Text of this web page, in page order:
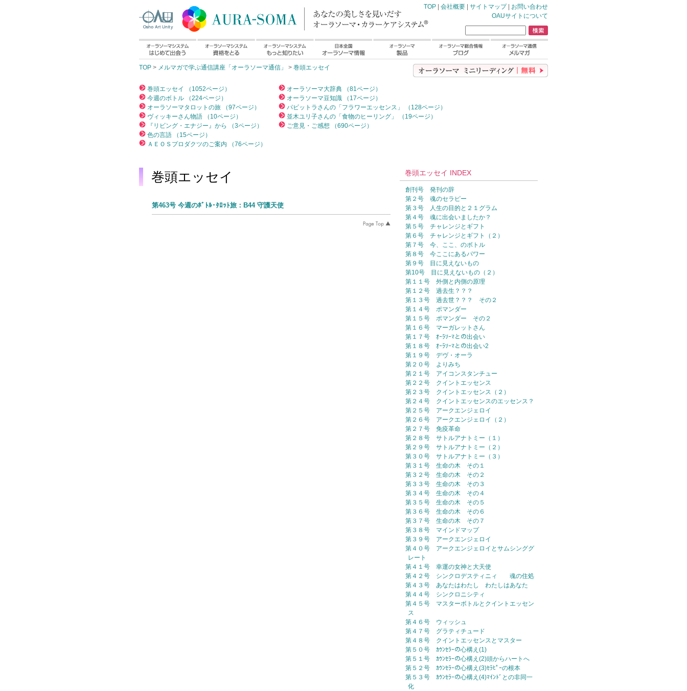
TOP | 会社概要 | サイトマップ| お問い合わせ
OAUサイトについて
TOP > メルマガで学ぶ通信講座「オーラソーマ通信」 > 巻頭エッセイ
巻頭エッセイ （1052ページ）
今週のボトル （224ページ）
オーラソーマタロットの旅 （97ページ）
ヴィッキーさん物語 （10ページ）
『リビング・エナジー』から （3ページ）
色の言語 （15ページ）
ＡＥＯＳプロダクツのご案内 （76ページ）
オーラソーマ大辞典 （81ページ）
オーラソーマ豆知識 （17ページ）
パビットラさんの「フラワーエッセンス」 （128ページ）
並木ユリ子さんの「食物のヒーリング」 （19ページ）
ご意見・ご感想 （690ページ）
巻頭エッセイ
第463号 今週のﾎﾞﾄﾙ･ﾀﾛｯﾄ旅：B44 守護天使
巻頭エッセイ INDEX
創刊号 発刊の辞
第２号 魂のセラピー
第３号 人生の目的と２１グラム
第４号 魂に出会いましたか？
第５号 チャレンジとギフト
第６号 チャレンジとギフト（２）
第７号 今、ここ、のボトル
第８号 今ここにあるパワー
第９号 目に見えないもの
第10号 目に見えないもの（２）
第１１号 外側と内側の原理
第１２号 過去生？？？
第１３号 過去世？？？ その２
第１４号 ポマンダー
第１５号 ポマンダー その２
第１６号 マーガレットさん
第１７号 ｵｰﾗｿｰﾏとの出会い
第１８号 ｵｰﾗｿｰﾏとの出会い2
第１９号 デヴ・オーラ
第２０号 よりみち
第２１号 アイコンスタンチュー
第２２号 クイントエッセンス
第２３号 クイントエッセンス（２）
第２４号 クイントエッセンスのエッセンス？
第２５号 アークエンジェロイ
第２６号 アークエンジェロイ（２）
第２７号 免疫革命
第２８号 サトルアナトミー（１）
第２９号 サトルアナトミー（２）
第３０号 サトルアナトミー（３）
第３１号 生命の木 その１
第３２号 生命の木 その２
第３３号 生命の木 その３
第３４号 生命の木 その４
第３５号 生命の木 その５
第３６号 生命の木 その６
第３７号 生命の木 その７
第３８号 マインドマップ
第３９号 アークエンジェロイ
第４０号 アークエンジェロイとサムシンググ
レート
第４１号 幸運の女神と大天使
第４２号 シンクロデスティニィ 魂の住処
第４３号 あなたはわたし わたしはあなた
第４４号 シンクロニシティ
第４５号 マスターボトルとクイントエッセン
ス
第４６号 ウィッシュ
第４７号 グラティチュード
第４８号 クイントエッセンスとマスター
第５０号 ｶｳﾝｾﾗｰの心構え(1)
第５１号 ｶｳﾝｾﾗｰの心構え(2)頭からハートへ
第５２号 ｶｳﾝｾﾗｰの心構え(3)ｾﾗﾋﾟｰの根本
第５３号 ｶｳﾝｾﾗｰの心構え(4)ﾏｲﾝﾄﾞとの非同一
化